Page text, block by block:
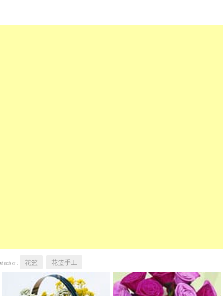
猜你喜欢： 花篮 花篮手工